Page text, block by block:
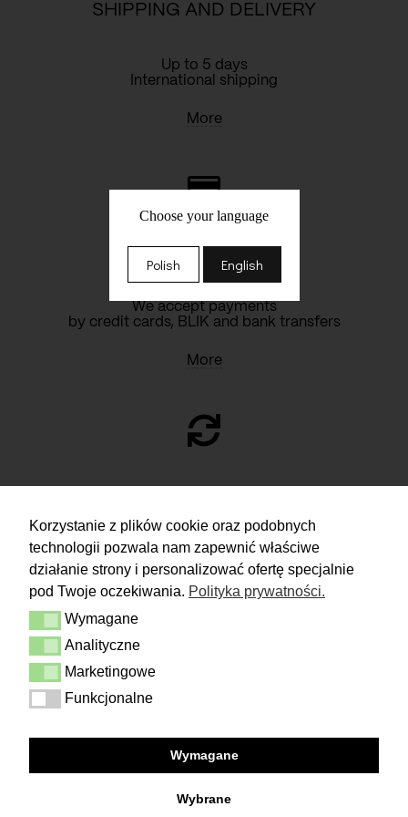
Korzystanie z plików cookie oraz podobnych
technologii pozwala nam zapewnić właściwe
działanie strony i personalizować ofertę specjalnie
pod Twoje oczekiwania. Polityka prywatności.
Wymagane
Wymagane
Analityczne
Analityczne
Marketingowe
Marketingowe
Funkcjonalne
Funkcjonalne
Wymagane
Wybrane
SHIPPING AND DELIVERY
Up to 5 days
International shipping
More
SAFE PAYMENTS
We accept payments
by credit cards, BLIK and bank transfers
More
You have 14 days to make a decision
and calmly consider the purchase.
More
Delivery & Returns
Contact
Terms and conditions
Privacy Policy
Choose your language
Polish English